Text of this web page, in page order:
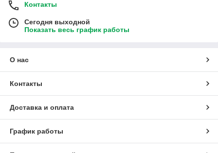
Контакты
Сегодня выходной
Показать весь график работы
О нас
Контакты
Доставка и оплата
График работы